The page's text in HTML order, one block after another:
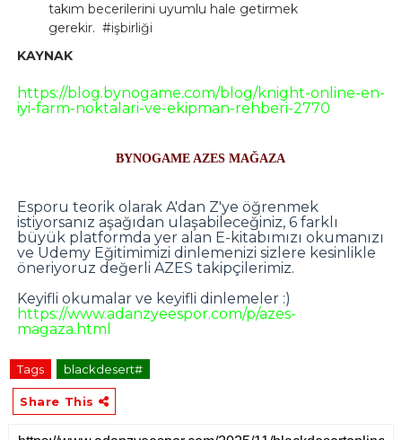
takım becerilerini uyumlu hale getirmek
gerekir. #işbirliği
KAYNAK
https://blog.bynogame.com/blog/knight-online-en-
iyi-farm-noktalari-ve-ekipman-rehberi-2770
BYNOGAME AZES MAĞAZA
Esporu teorik olarak A'dan Z'ye öğrenmek
istiyorsanız aşağıdan ulaşabileceğiniz, 6 farklı
büyük platformda yer alan E-kitabımızı okumanızı
ve Udemy Eğitimimizi dinlemenizi sizlere kesinlikle
öneriyoruz değerli AZES takipçilerimiz.
Keyifli okumalar ve keyifli dinlemeler :)
https://www.adanzyeespor.com/p/azes-
magaza.html
Tags blackdesert#
Share This